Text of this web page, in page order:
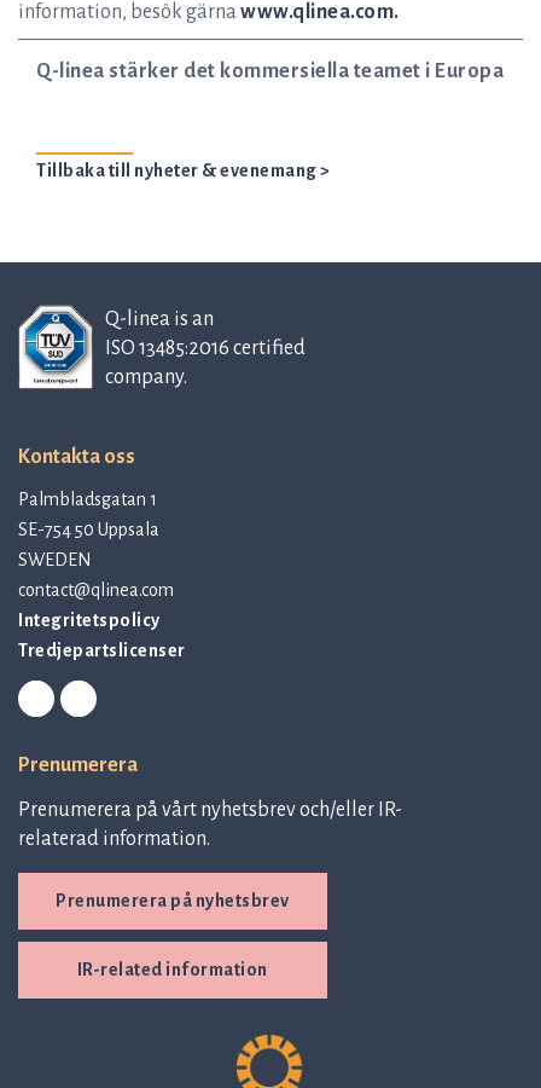
information, besök gärna www.qlinea.com.
Q-linea stärker det kommersiella teamet i Europa
Tillbaka till nyheter & evenemang >
Q-linea is an
ISO 13485:2016 certified
company.
Kontakta oss
Palmbladsgatan 1
SE-754 50 Uppsala
SWEDEN
contact@qlinea.com
Integritetspolicy
Tredjepartslicenser
Prenumerera
Prenumerera på vårt nyhetsbrev och/eller IR-
relaterad information.
Prenumerera på nyhetsbrev
IR-related information